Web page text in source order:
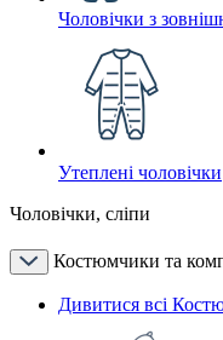
Чоловічки з
Утеплені чоловічки
Чоловічки, сліпи
Костюмчики та
Дивитися всі